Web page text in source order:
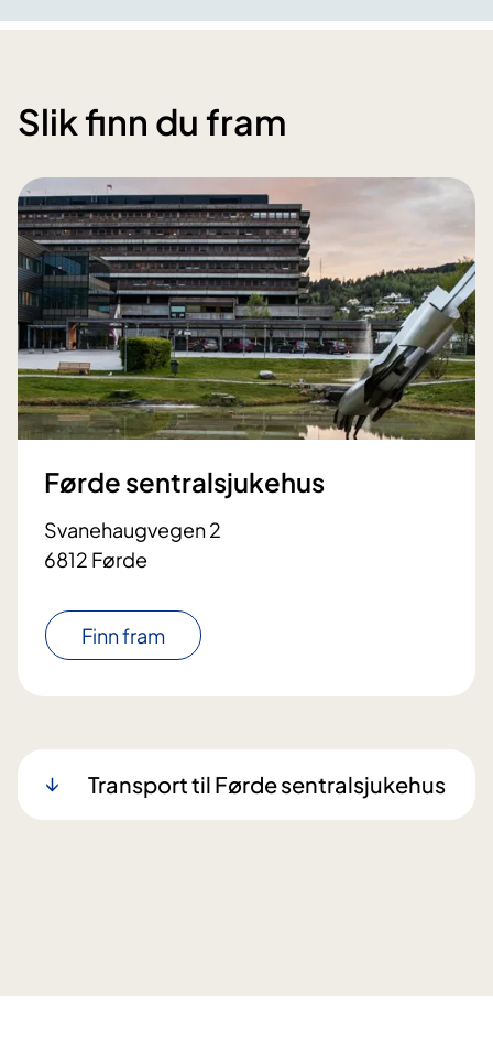
Slik finn du fram
Førde sentralsjukehus
Svanehaugvegen 2
6812 Førde
Finn fram
Transport til Førde sentralsjukehus